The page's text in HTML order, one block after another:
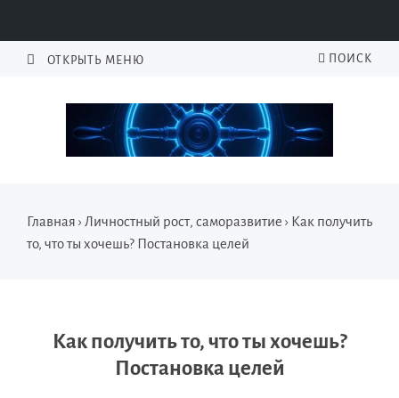
ОТКРЫТЬ МЕНЮ ПОИСК
Главная › Личностный рост, саморазвитие › Как получить
то, что ты хочешь? Постановка целей
Как получить то, что ты хочешь?
Постановка целей